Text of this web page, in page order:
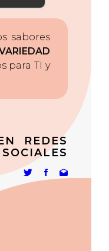
sabores
para TI y
REDES
SOCIALES